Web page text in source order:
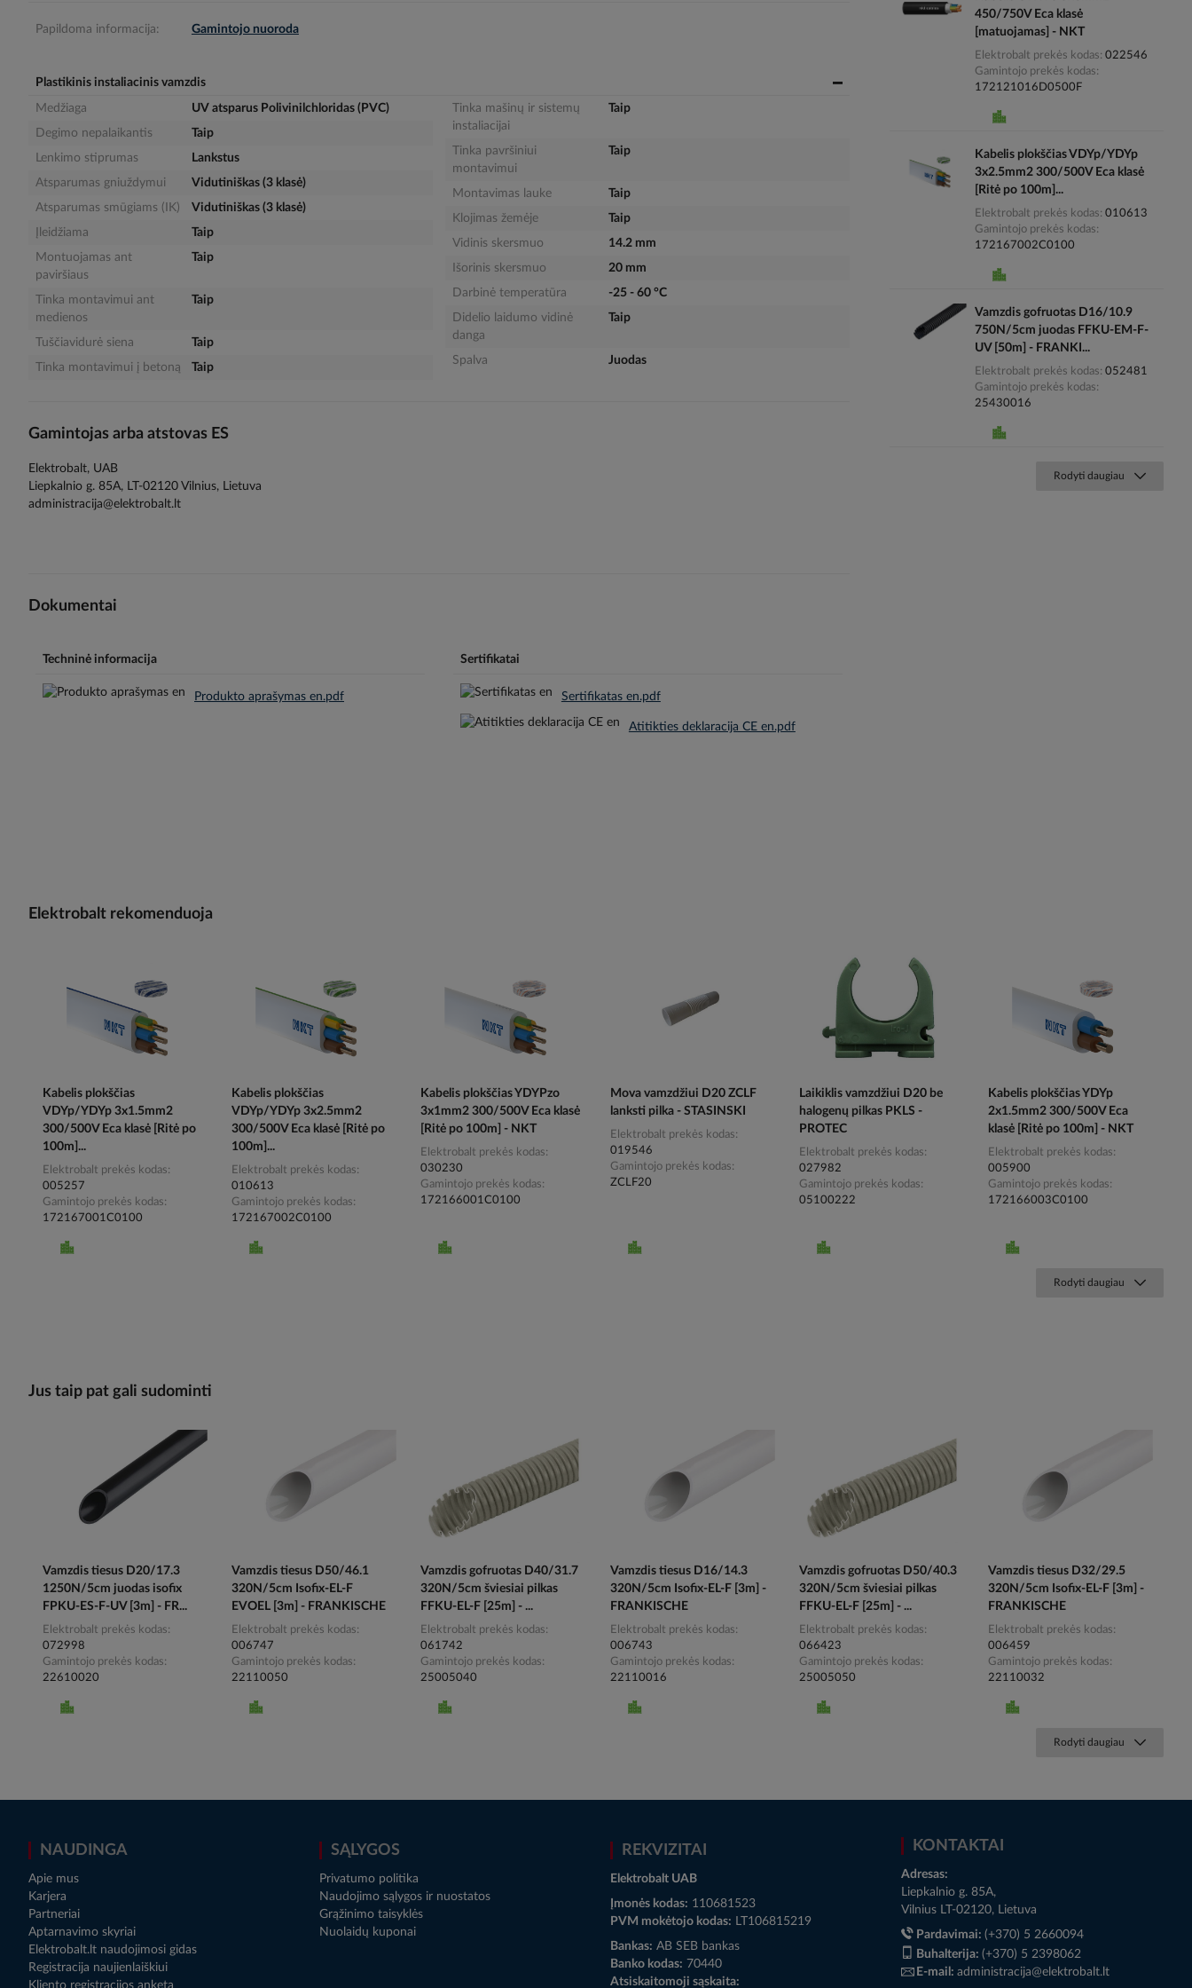
Papildoma informacija: Gamintojo nuoroda
Plastikinis instaliacinis vamzdis
Medžiaga
UV atsparus Polivinilchloridas (PVC)
Degimo nepalaikantis
Taip
Lenkimo stiprumas
Lankstus
Atsparumas gniuždymui
Vidutiniškas (3 klasė)
Atsparumas smūgiams (IK)
Vidutiniškas (3 klasė)
Įleidžiama
Taip
Montuojamas ant
paviršiaus
Taip
Tinka montavimui ant
medienos
Taip
Tuščiavidurė siena
Taip
Tinka montavimui į betoną
Taip
Tinka mašinų ir sistemų
instaliacijai
Taip
Tinka pavršiniui
montavimui
Taip
Montavimas lauke
Taip
Klojimas žemėje
Taip
Vidinis skersmuo
14.2 mm
Išorinis skersmuo
20 mm
Darbinė temperatūra
-25 - 60 °C
Didelio laidumo vidinė
danga
Taip
Spalva Juodas
Gamintojas arba atstovas ES
Elektrobalt, UAB
Liepkalnio g. 85A, LT-02120 Vilnius, Lietuva
administracija@elektrobalt.lt
Dokumentai
Techninė informacija
Produkto aprašymas en.pdf
Sertifikatai
Sertifikatas en.pdf
Atitikties deklaracija CE en.pdf
450/750V Eca klasė
[matuojamas] - NKT
Elektrobalt prekės kodas 022546
Gamintojo prekės kodas
172121016D0500F
Kabelis plokščias VDYp/YDYp
3x2.5mm2 300/500V Eca klasė
[Ritė po 100m]...
Elektrobalt prekės kodas 010613
Gamintojo prekės kodas
172167002C0100
Vamzdis gofruotas D16/10.9
750N/5cm juodas FFKU-EM-F-
UV [50m] - FRANKI...
Elektrobalt prekės kodas 052481
Gamintojo prekės kodas
25430016
Rodyti daugiau
Elektrobalt rekomenduoja
Kabelis plokščias
VDYp/YDYp 3x1.5mm2
300/500V Eca klasė [Ritė po
100m]...
Elektrobalt prekės kodas
005257
Gamintojo prekės kodas
172167001C0100
Kabelis plokščias
VDYp/YDYp 3x2.5mm2
300/500V Eca klasė [Ritė po
100m]...
Elektrobalt prekės kodas
010613
Gamintojo prekės kodas
172167002C0100
Kabelis plokščias YDYPzo
3x1mm2 300/500V Eca klasė
[Ritė po 100m] - NKT
Elektrobalt prekės kodas
030230
Gamintojo prekės kodas
172166001C0100
Mova vamzdžiui D20 ZCLF
lanksti pilka - STASINSKI
Elektrobalt prekės kodas
019546
Gamintojo prekės kodas
ZCLF20
Laikiklis vamzdžiui D20 be
halogenų pilkas PKLS -
PROTEC
Elektrobalt prekės kodas
027982
Gamintojo prekės kodas
05100222
Kabelis plokščias YDYp
2x1.5mm2 300/500V Eca
klasė [Ritė po 100m] - NKT
Elektrobalt prekės kodas
005900
Gamintojo prekės kodas
172166003C0100
Rodyti daugiau
Jus taip pat gali sudominti
Vamzdis tiesus D20/17.3
1250N/5cm juodas isofix
FPKU-ES-F-UV [3m] - FR...
Elektrobalt prekės kodas
072998
Gamintojo prekės kodas
22610020
Vamzdis tiesus D50/46.1
320N/5cm Isofix-EL-F
EVOEL [3m] - FRANKISCHE
Elektrobalt prekės kodas
006747
Gamintojo prekės kodas
22110050
Vamzdis gofruotas D40/31.7
320N/5cm šviesiai pilkas
FFKU-EL-F [25m] - ...
Elektrobalt prekės kodas
061742
Gamintojo prekės kodas
25005040
Vamzdis tiesus D16/14.3
320N/5cm Isofix-EL-F [3m] -
FRANKISCHE
Elektrobalt prekės kodas
006743
Gamintojo prekės kodas
22110016
Vamzdis gofruotas D50/40.3
320N/5cm šviesiai pilkas
FFKU-EL-F [25m] - ...
Elektrobalt prekės kodas
066423
Gamintojo prekės kodas
25005050
Vamzdis tiesus D32/29.5
320N/5cm Isofix-EL-F [3m] -
FRANKISCHE
Elektrobalt prekės kodas
006459
Gamintojo prekės kodas
22110032
Rodyti daugiau
NAUDINGA
Apie mus
Karjera
Partneriai
Aptarnavimo skyriai
Elektrobalt.lt naudojimosi gidas
Registracija naujienlaiškiui
Kliento registracijos anketa
SĄLYGOS
Privatumo politika
Naudojimo sąlygos ir nuostatos
Grąžinimo taisyklės
Nuolaidų kuponai
REKVIZITAI
Elektrobalt UAB
Įmonės kodas: 110681523
PVM mokėtojo kodas: LT106815219
Bankas: AB SEB bankas
Banko kodas: 70440
Atsiskaitomoji sąskaita:
KONTAKTAI
Adresas:
Liepkalnio g. 85A,
Vilnius LT-02120, Lietuva
Pardavimai: (+370) 5 2660094
Buhalterija: (+370) 5 2398062
E-mail: administracija@elektrobalt.lt